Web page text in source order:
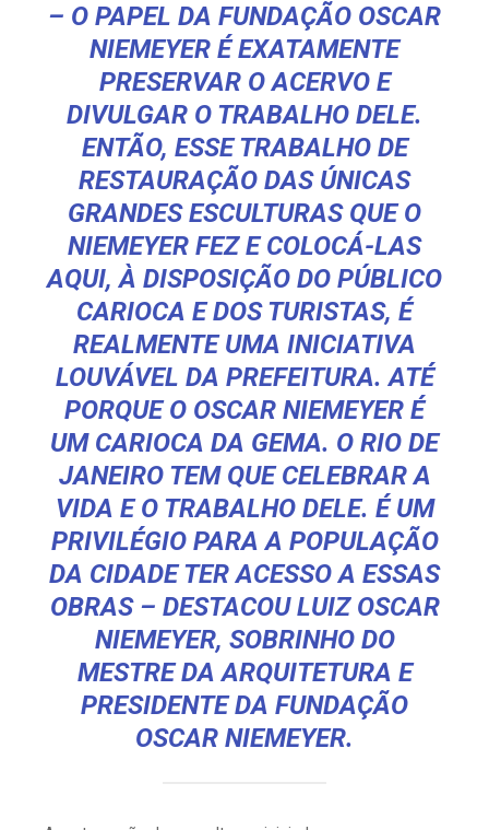
– O PAPEL DA FUNDAÇÃO OSCAR
NIEMEYER É EXATAMENTE
PRESERVAR O ACERVO E
DIVULGAR O TRABALHO DELE.
ENTÃO, ESSE TRABALHO DE
RESTAURAÇÃO DAS ÚNICAS
GRANDES ESCULTURAS QUE O
NIEMEYER FEZ E COLOCÁ-LAS
AQUI, À DISPOSIÇÃO DO PÚBLICO
CARIOCA E DOS TURISTAS, É
REALMENTE UMA INICIATIVA
LOUVÁVEL DA PREFEITURA. ATÉ
PORQUE O OSCAR NIEMEYER É
UM CARIOCA DA GEMA. O RIO DE
JANEIRO TEM QUE CELEBRAR A
VIDA E O TRABALHO DELE. É UM
PRIVILÉGIO PARA A POPULAÇÃO
DA CIDADE TER ACESSO A ESSAS
OBRAS – DESTACOU LUIZ OSCAR
NIEMEYER, SOBRINHO DO
MESTRE DA ARQUITETURA E
PRESIDENTE DA FUNDAÇÃO
OSCAR NIEMEYER.